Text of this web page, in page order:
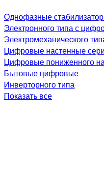
Однофазные
Электронного типа с
Электромеханического
Цифровые настенные
Цифровые пониженного
Бытовые цифровые
Инверторного типа
Показать все